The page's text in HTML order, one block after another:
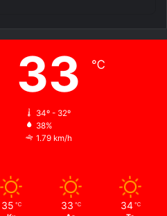
33 ℃
34º - 32º
38%
1.79 km/h
35 ℃ 33 ℃ 34 ℃